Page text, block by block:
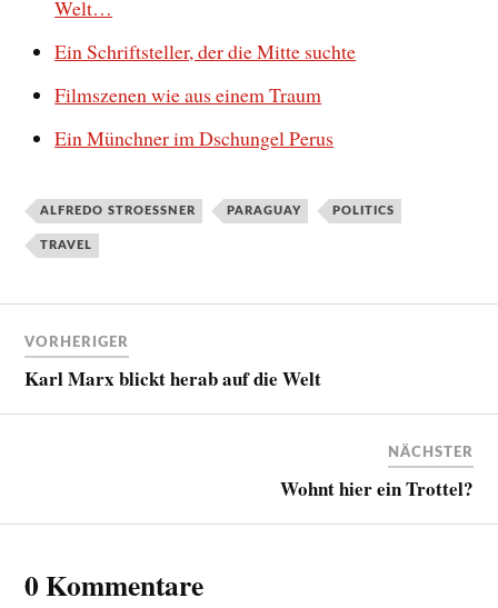
Welt…
Ein Schriftsteller, der die Mitte suchte
Filmszenen wie aus einem Traum
Ein Münchner im Dschungel Perus
ALFREDO STROESSNER PARAGUAY POLITICS
TRAVEL
VORHERIGER
Karl Marx blickt herab auf die Welt
NÄCHSTER
Wohnt hier ein Trottel?
0 Kommentare